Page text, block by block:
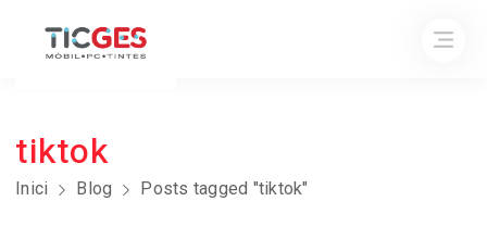
tiktok
Inici Blog Posts tagged "tiktok"